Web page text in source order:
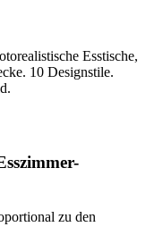
Esstische,
10 Designstile.
zu den